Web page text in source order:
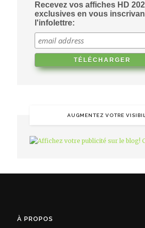
Recevez vos affiches HD
exclusives en vous
l'infolettre:
AUGMENTEZ VOTRE
À PROPOS